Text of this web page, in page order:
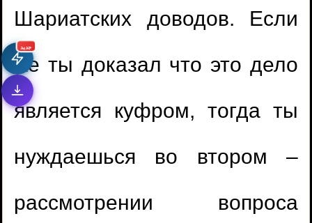
جديد
Шариатских доводов. Если
же ты доказал что это дело
является куфром, тогда ты
нуждаешься во втором –
рассмотрении вопроса